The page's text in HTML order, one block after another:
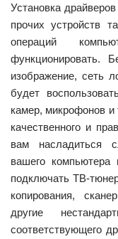
Установка
прочих устройств
операций
функционировать.
изображение, сеть
будет
камер, микрофонов и
качественного и
вам насладиться
вашего компьютера
подключать ТВ-
копирования,
другие
соответствующего